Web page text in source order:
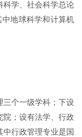
科学、社会科学总论
地球科学和计算机
三个一级学科；下设
院；设有法学、行政
行政管理专业是国